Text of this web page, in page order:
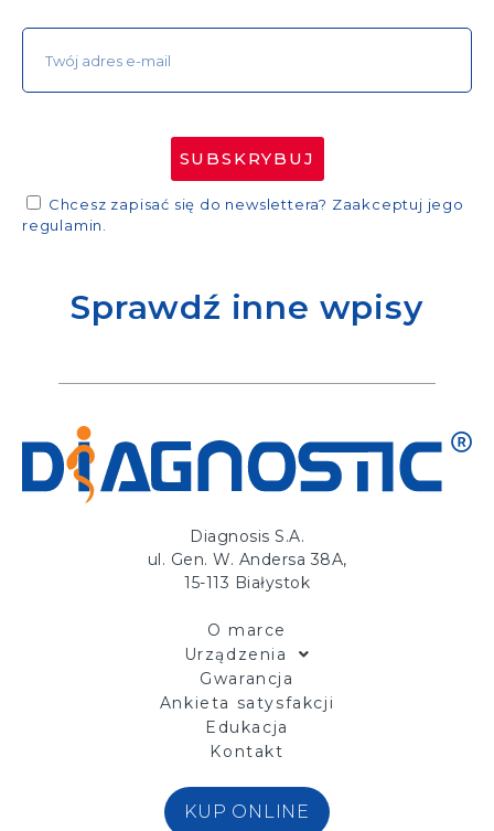
Chcesz zapisać się do newslettera? Zaakceptuj jego
regulamin.
SUBSKRYBUJ
Sprawdź inne wpisy
Diagnosis S.A.
ul. Gen. W. Andersa 38A,
15-113 Białystok
O marce
Urządzenia
Gwarancja
Ankieta satysfakcji
Edukacja
Kontakt
KUP ONLINE